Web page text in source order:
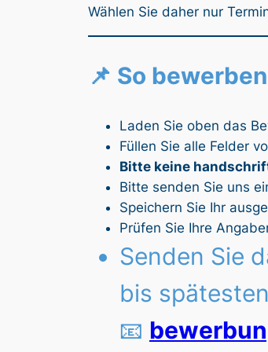
Wählen Sie daher nur
📌 So
Laden Sie oben das
Füllen Sie alle Felder
Bitte keine
Bitte senden Sie uns
Speichern Sie Ihr
Prüfen Sie Ihre
Senden Sie
bis
📧